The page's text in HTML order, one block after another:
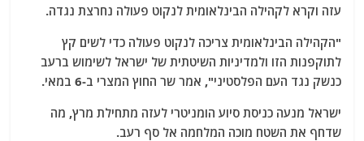
עזה וקרא לקהילה הבינלאומית לנקוט פעולה נחרצת נגדה.
"הקהילה הבינלאומית צריכה לנקוט פעולה כדי לשים קץ
לתוקפנות הזו ולמדיניות השיטתית של ישראל לשימוש ברעב
כנשק נגד העם הפלסטיני", אמר שר החוץ המצרי ב-6 במאי.
ישראל מנעה כניסת סיוע הומניטרי לעזה מתחילת מרץ, מה
שדחף את השטח מוכה המלחמה אל סף רעב.